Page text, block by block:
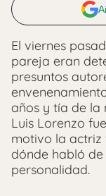
El viernes
pareja eran
presuntos
años y tía de la
Luis Lorenzo
motivo la actriz
dónde habló de
personalidad.